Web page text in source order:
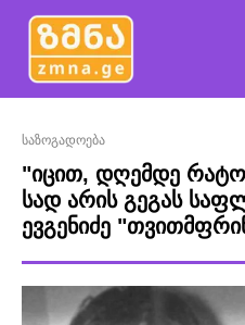
საზოგადოება
"იცით, დღემდე
სად არის გეგას
ევგენიძე